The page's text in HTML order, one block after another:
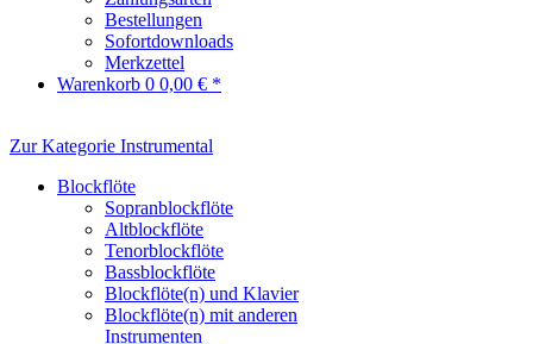
Bestellungen
Sofortdownloads
Merkzettel
Warenkorb 0 0,00 € *
Zur Kategorie Instrumental
Blockflöte
Sopranblockflöte
Altblockflöte
Tenorblockflöte
Bassblockflöte
Blockflöte(n) und Klavier
Blockflöte(n) mit anderen
Instrumenten